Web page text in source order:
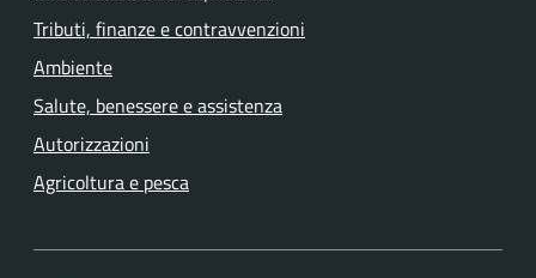
Tributi, finanze e contravvenzioni
Ambiente
Salute, benessere e assistenza
Autorizzazioni
Agricoltura e pesca